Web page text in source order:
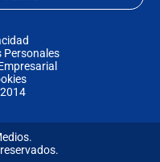
Personales